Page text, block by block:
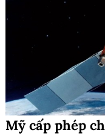
Mỹ cấp phép